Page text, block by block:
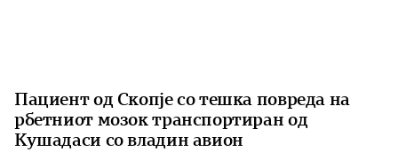
Пациент од Скопје со тешка повреда на
рбетниот мозок транспортиран од
Кушадаси со владин авион